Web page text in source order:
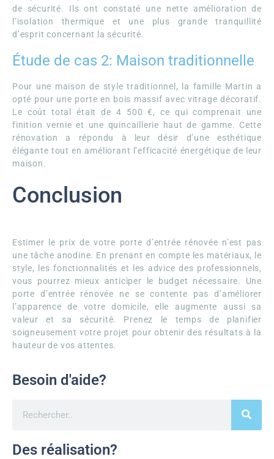
de sécurité. Ils ont constaté une nette amélioration de
l’isolation thermique et une plus grande tranquillité
d’esprit concernant la sécurité.
Étude de cas 2: Maison traditionnelle
Pour une maison de style traditionnel, la famille Martin a
opté pour une porte en bois massif avec vitrage décoratif.
Le coût total était de 4 500 €, ce qui comprenait une
finition vernie et une quincaillerie haut de gamme. Cette
rénovation a répondu à leur désir d’une esthétique
élégante tout en améliorant l’efficacité énergétique de leur
maison.
Conclusion
Estimer le prix de votre porte d’entrée rénovée n’est pas
une tâche anodine. En prenant en compte les matériaux, le
style, les fonctionnalités et les advice des professionnels,
vous pourrez mieux anticiper le budget nécessaire. Une
porte d’entrée rénovée ne se contente pas d’améliorer
l’apparence de votre domicile, elle augmente aussi sa
valeur et sa sécurité. Prenez le temps de planifier
soigneusement votre projet pour obtenir des résultats à la
hauteur de vos attentes.
Besoin d'aide?
Des réalisation?